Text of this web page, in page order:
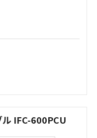
IFC-600PCU